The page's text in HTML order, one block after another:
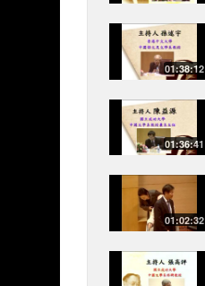
01:38:12
01:36:41
01:02:32